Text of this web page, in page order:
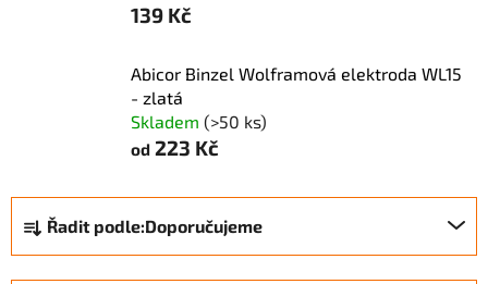
139 Kč
Abicor Binzel Wolframová elektroda WL15
- zlatá
Skladem (>50 ks)
od 223 Kč
a
z
Řadit podle:Doporučujeme